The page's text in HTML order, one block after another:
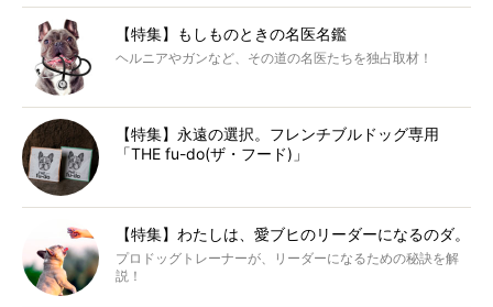
【特集】もしものときの名医名鑑
ヘルニアやガンなど、その道の名医たちを独占取材！
【特集】永遠の選択。フレンチブルドッグ専用
「THE fu-do(ザ・フード)」
【特集】わたしは、愛ブヒのリーダーになるのダ。
プロドッグトレーナーが、リーダーになるための秘訣を解
説！